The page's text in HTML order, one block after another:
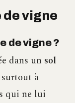
de vigne
de vigne ?
dans un sol
à
qui ne lui